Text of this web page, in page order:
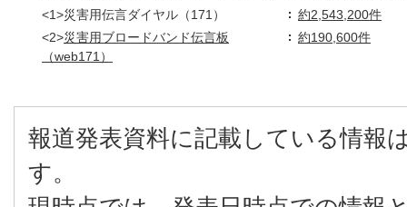
<1>災害用伝言ダイヤル（171）
約2,543,200件
<2>災害用ブロードバンド伝言板
（web171）
約190,600件
報道発表資料に記載している情報
す。